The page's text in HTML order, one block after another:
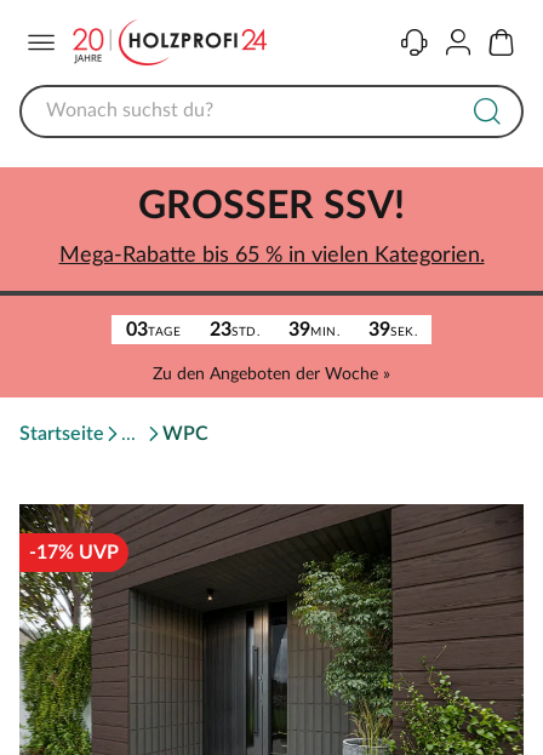
KontaktKonto
03TAGE 23STD. 39MIN. 39SEK.
Zu den Angeboten der Woche »
GROSSER SSV!
Mega-Rabatte bis 65 % in vielen Kategorien.
Startseite WPC
-17% UVP